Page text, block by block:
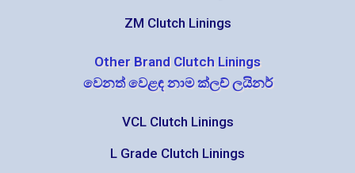
ZM Clutch Linings
Other Brand Clutch Linings
වෙනත් වෙළඳ නාම ක්ලච් ලයිනර්
VCL Clutch Linings
L Grade Clutch Linings